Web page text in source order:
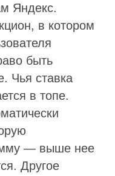
Яндекс.
в котором
быть
Чья ставка
в топе.
— выше нее
Другое